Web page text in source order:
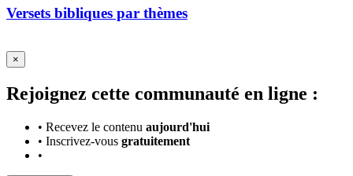
Versets bibliques par thèmes
×
Rejoignez cette communauté en ligne :
• Recevez le contenu aujourd'hui
• Inscrivez-vous gratuitement
•